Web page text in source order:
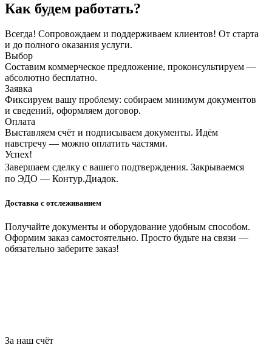
Как будем работать?
Всегда! Сопровождаем и поддерживаем клиентов! От старта
и до полного оказания услуги.
Выбор
Составим коммерческое предложение, проконсультируем —
абсолютно бесплатно.
Заявка
Фиксируем вашу проблему: собираем минимум документов
и сведений, оформляем договор.
Оплата
Выставляем счёт и подписываем документы. Идём
навстречу — можно оплатить частями.
Успех!
Завершаем сделку с вашего подтверждения. Закрываемся
по ЭДО — Контур.Диадок.
Доставка с отслеживанием
Получайте документы и оборудование удобным способом.
Оформим заказ самостоятельно. Просто будьте на связи —
обязательно заберите заказ!
За наш счёт